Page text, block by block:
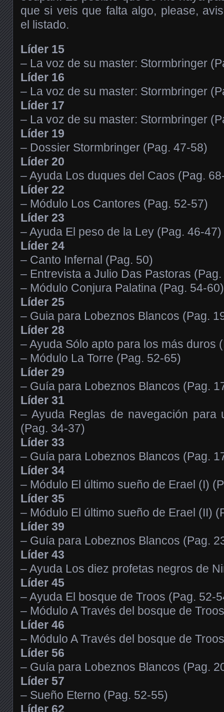
que si veis que falta algo, please,
el listado.
Líder 15
– La voz de su master: Stormbringer
Líder 16
– La voz de su master: Stormbringer
Líder 17
– La voz de su master: Stormbringer
Líder 19
– Dossier Stormbringer (Pag. 47-58)
Líder 20
– Ayuda Los duques del Caos (Pag.
Líder 22
– Módulo Los Cantores (Pag. 52-57)
Líder 23
– Ayuda El peso de la Ley (Pag. 46-47)
Líder 24
– Canto Infernal (Pag. 50)
– Entrevista a Julio Das Pastoras
– Módulo Conjura Palatina (Pag. 54-60)
Líder 25
– Guia para Lobeznos Blancos (Pag.
Líder 28
– Ayuda Sólo apto para los más duros
– Módulo La Torre (Pag. 52-65)
Líder 29
– Guía para Lobeznos Blancos (Pag.
Líder 31
– Ayuda Reglas de navegación para
(Pag. 34-37)
Líder 33
– Guía para Lobeznos Blancos (Pag.
Líder 34
– Módulo El último sueño de Erael (I)
Líder 35
– Módulo El último sueño de Erael (II)
Líder 39
– Guía para Lobeznos Blancos (Pag.
Líder 43
– Ayuda Los diez profetas negros de
Líder 45
– Ayuda El bosque de Troos (Pag. 52-
– Módulo A Través del bosque de
Líder 46
– Módulo A Través del bosque de
Líder 56
– Guía para Lobeznos Blancos (Pag.
Líder 57
– Sueño Eterno (Pag. 52-55)
Líder 62